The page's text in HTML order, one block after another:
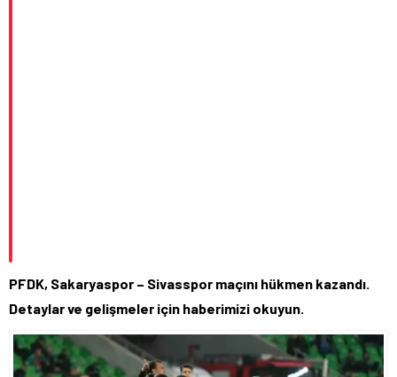
PFDK, Sakaryaspor – Sivasspor maçını hükmen kazandı.
Detaylar ve gelişmeler için haberimizi okuyun.